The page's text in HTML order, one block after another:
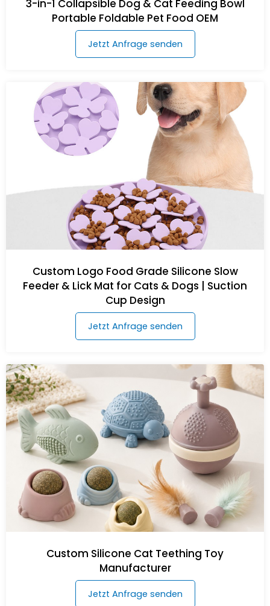
3-in-1 Collapsible Dog & Cat Feeding Bowl
Portable Foldable Pet Food OEM
Jetzt Anfrage senden
Custom Logo Food Grade Silicone Slow
Feeder & Lick Mat for Cats & Dogs | Suction
Cup Design
Jetzt Anfrage senden
Custom Silicone Cat Teething Toy
Manufacturer
Jetzt Anfrage senden